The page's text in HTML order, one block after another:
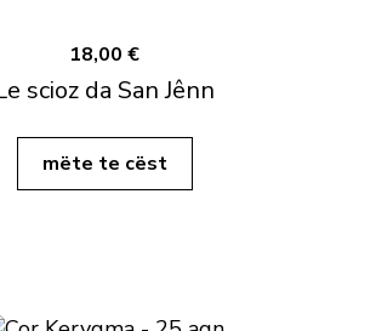
18,00 €
scioz da San Jênn
mëte te cëst